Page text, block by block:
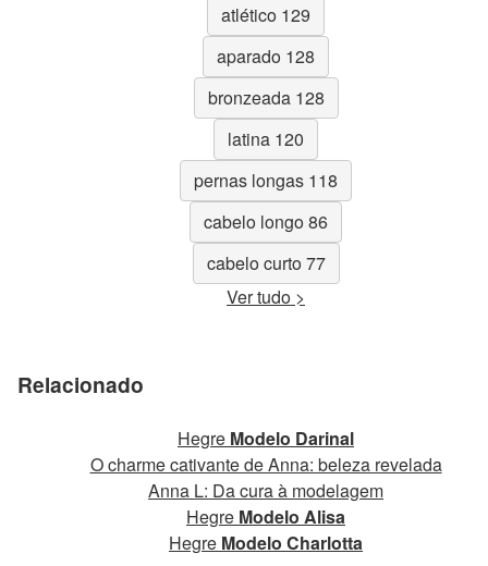
atlético 129
aparado 128
bronzeada 128
latina 120
pernas longas 118
cabelo longo 86
cabelo curto 77
Ver tudo >
Relacionado
Hegre Modelo Darinal
O charme cativante de Anna: beleza revelada
Anna L: Da cura à modelagem
Hegre Modelo Alisa
Hegre Modelo Charlotta